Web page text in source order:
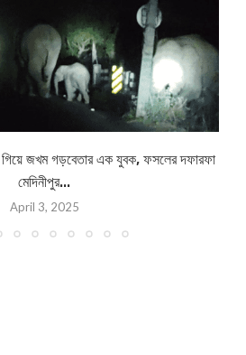
জখম গড়বেতার এক যুবক, ফসলের দফারফা
মেদিনীপুর...
April 3, 2025